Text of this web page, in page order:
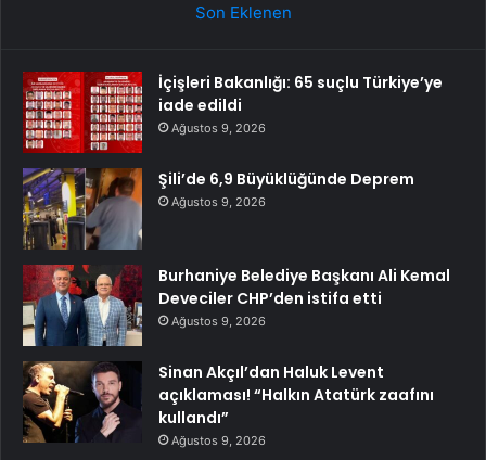
Son Eklenen
İçişleri Bakanlığı: 65 suçlu Türkiye’ye
iade edildi
Ağustos 9, 2026
Şili’de 6,9 Büyüklüğünde Deprem
Ağustos 9, 2026
Burhaniye Belediye Başkanı Ali Kemal
Deveciler CHP’den istifa etti
Ağustos 9, 2026
Sinan Akçıl’dan Haluk Levent
açıklaması! “Halkın Atatürk zaafını
kullandı”
Ağustos 9, 2026